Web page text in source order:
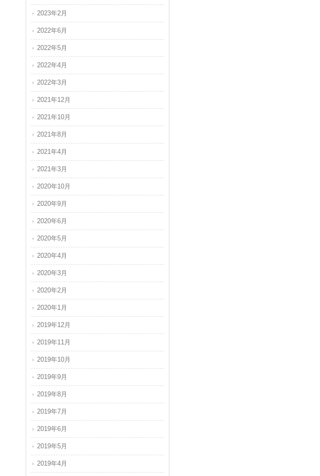
2023年2月
2022年6月
2022年5月
2022年4月
2022年3月
2021年12月
2021年10月
2021年8月
2021年4月
2021年3月
2020年10月
2020年9月
2020年6月
2020年5月
2020年4月
2020年3月
2020年2月
2020年1月
2019年12月
2019年11月
2019年10月
2019年9月
2019年8月
2019年7月
2019年6月
2019年5月
2019年4月